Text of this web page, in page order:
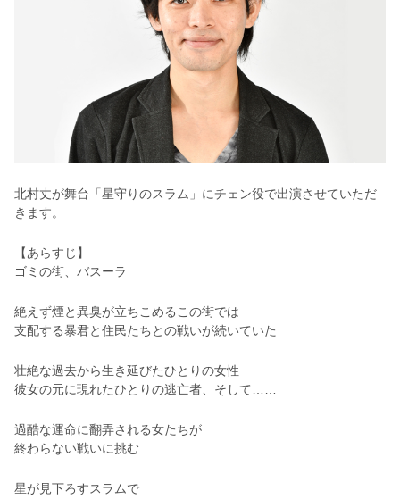
北村丈が舞台「星守りのスラム」にチェン役で出演させていただ
きます。
【あらすじ】
ゴミの街、バスーラ
絶えず煙と異臭が立ちこめるこの街では
支配する暴君と住民たちとの戦いが続いていた
壮絶な過去から生き延びたひとりの女性
彼女の元に現れたひとりの逃亡者、そして……
過酷な運命に翻弄される女たちが
終わらない戦いに挑む
星が見下ろすスラムで